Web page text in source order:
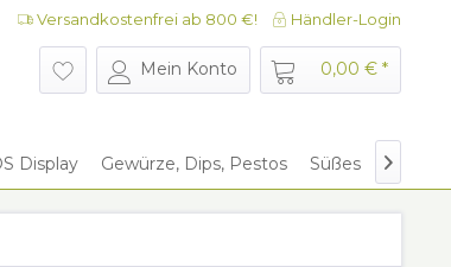
Versandkostenfrei ab 800 €! Händler-Login
Mein Konto 0,00 € *
Display Gewürze, Dips, Pestos Süßes Give
